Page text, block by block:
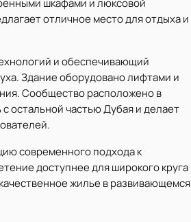
шкафами и люксовой
отличное место для отдыха и
и обеспечивающий
Здание оборудовано лифтами и
Сообщество расположено в
остальной частью Дубая и делает
современного подхода к
доступнее для широкого круга
жилье в развивающемся